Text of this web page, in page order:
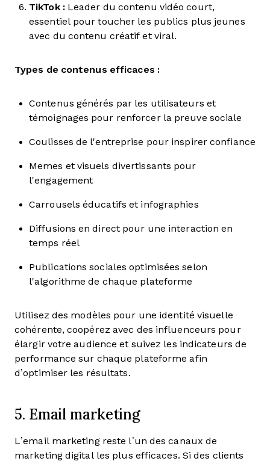
TikTok : Leader du contenu vidéo court,
essentiel pour toucher les publics plus jeunes
avec du contenu créatif et viral.
Types de contenus efficaces :
Contenus générés par les utilisateurs et
témoignages pour renforcer la preuve sociale
Coulisses de l'entreprise pour inspirer confiance
Memes et visuels divertissants pour
l'engagement
Carrousels éducatifs et infographies
Diffusions en direct pour une interaction en
temps réel
Publications sociales optimisées selon
l'algorithme de chaque plateforme
Utilisez des modèles pour une identité visuelle
cohérente, coopérez avec des influenceurs pour
élargir votre audience et suivez les indicateurs de
performance sur chaque plateforme afin
d’optimiser les résultats.
5. Email marketing
L’email marketing reste l’un des canaux de
marketing digital les plus efficaces. Si des clients